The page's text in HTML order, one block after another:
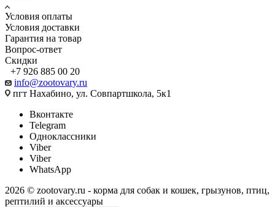
Условия оплаты
Условия доставки
Гарантия на товар
Вопрос-ответ
Скидки
+7 926 885 00 20
info@zootovary.ru
пгт Нахабино, ул. Совпартшкола, 5к1
Вконтакте
Telegram
Одноклассники
Viber
Viber
WhatsApp
2026 © zootovary.ru - корма для собак и кошек, грызунов, птиц,
рептилий и аксессуары